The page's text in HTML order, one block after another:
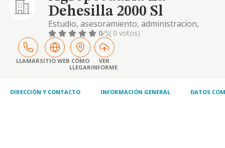
Dehesilla 2000 Sl
Estudio, asesoramiento, administracion,
intermediacion, comercializacion, marketing
de toda clase de negocios inmobiliarios.
adquisicion, compra, venta y arredamiento
de toda clase de inmuebles.
0/5( 0 votos)
LLAMARSITIO WEB CÓMO
LLEGAR
VER
INFORME
DIRECCIÓN Y CONTACTO INFORMACIÓN GENERAL DATOS